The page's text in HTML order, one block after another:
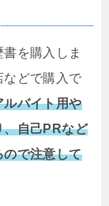
を購入しま
などで購入で
ルバイト用や
、自己PRなど
ので注意して